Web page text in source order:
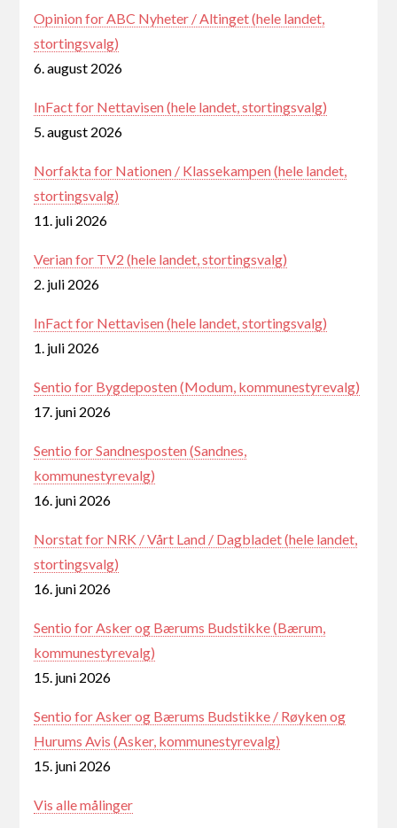
Opinion for ABC Nyheter / Altinget (hele landet,
stortingsvalg)
6. august 2026
InFact for Nettavisen (hele landet, stortingsvalg)
5. august 2026
Norfakta for Nationen / Klassekampen (hele landet,
stortingsvalg)
11. juli 2026
Verian for TV2 (hele landet, stortingsvalg)
2. juli 2026
InFact for Nettavisen (hele landet, stortingsvalg)
1. juli 2026
Sentio for Bygdeposten (Modum, kommunestyrevalg)
17. juni 2026
Sentio for Sandnesposten (Sandnes,
kommunestyrevalg)
16. juni 2026
Norstat for NRK / Vårt Land / Dagbladet (hele landet,
stortingsvalg)
16. juni 2026
Sentio for Asker og Bærums Budstikke (Bærum,
kommunestyrevalg)
15. juni 2026
Sentio for Asker og Bærums Budstikke / Røyken og
Hurums Avis (Asker, kommunestyrevalg)
15. juni 2026
Vis alle målinger